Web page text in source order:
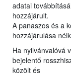
adatai
hozzájárult.
A panaszos és a
hozzájárulása
Ha nyilvánvalóvá
bejelentő
közölt és